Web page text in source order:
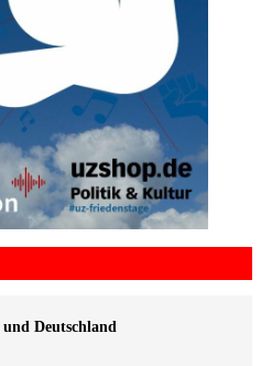
Deutschland